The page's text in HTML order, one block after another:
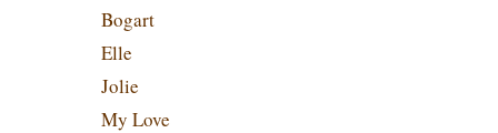
Bogart
Elle
Jolie
My Love